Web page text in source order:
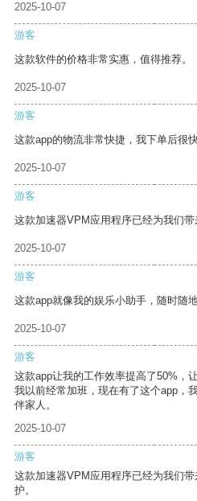
2025-10-07
游客
这款软件的价格非常实惠，值得推荐。
2025-10-07
游客
这款app的物流非常快捷，我下单后很
2025-10-07
游客
这款加速器VPM应用程序已经为我们带
2025-10-07
游客
这款app就像我的娱乐小助手，随时随
2025-10-07
游客
这款app让我的工作效率提高了50%，
我以前经常加班，现在有了这个app，
伴家人。
2025-10-07
游客
这款加速器VPM应用程序已经为我们
护。